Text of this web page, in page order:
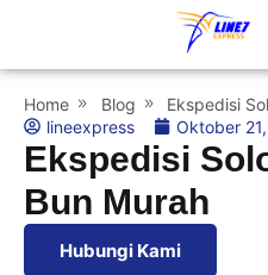
Home Blog
Ekspedisi
lineexpress
Oktober
Ekspedisi
Bun Murah
Hubungi Kami